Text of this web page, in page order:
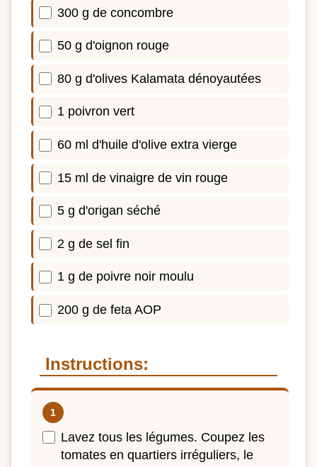
300 g de concombre
50 g d'oignon rouge
80 g d'olives Kalamata dénoyautées
1 poivron vert
60 ml d'huile d'olive extra vierge
15 ml de vinaigre de vin rouge
5 g d'origan séché
2 g de sel fin
1 g de poivre noir moulu
200 g de feta AOP
Instructions:
Lavez tous les légumes. Coupez les
tomates en quartiers irréguliers, le